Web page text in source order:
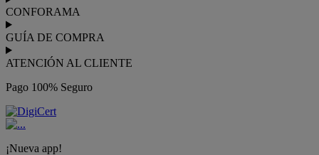
CONFORAMA
GUÍA DE COMPRA
ATENCIÓN AL CLIENTE
Pago 100% Seguro
¡Nueva app!